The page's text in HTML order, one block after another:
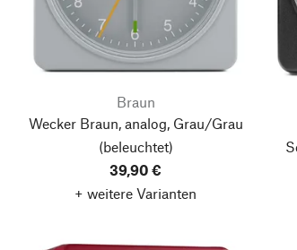
Braun
Wecker Braun, analog, Grau/Grau
(beleuchtet)
39,90 €
+ weitere Varianten